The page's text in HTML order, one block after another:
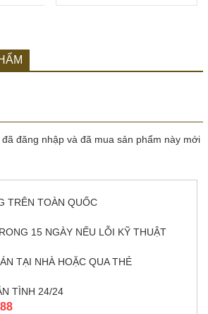
đăng nhập và đã mua sản phẩm này mới
TRÊN TOÀN QUỐC
15 NGÀY NẾU LỖI KỸ THUẬT
TẠI NHÀ HOẶC QUA THẺ
TÌNH 24/24